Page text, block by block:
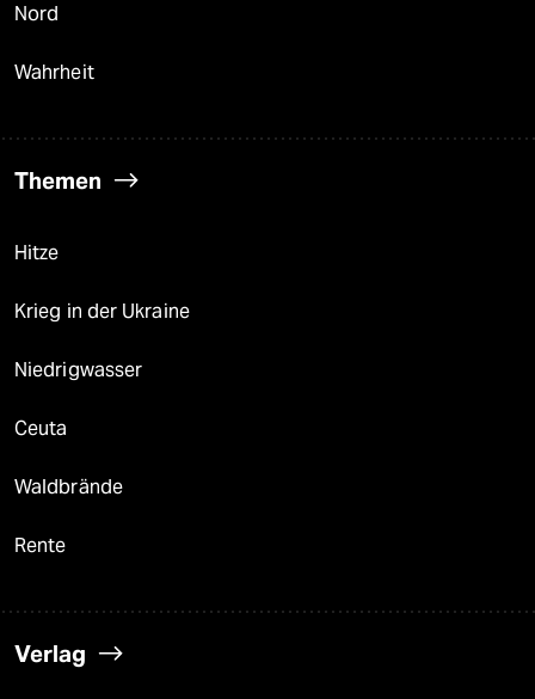
Nord
Wahrheit
Themen
Hitze
Krieg in der Ukraine
Niedrigwasser
Ceuta
Waldbrände
Rente
Verlag